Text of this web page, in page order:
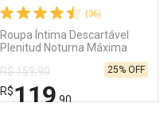
(36)
Roupa Íntima Descartável
Plenitud Noturna Máxima
Absorção P/M 32 Unidades
R$ 159,90
R$119,90
25% OFF